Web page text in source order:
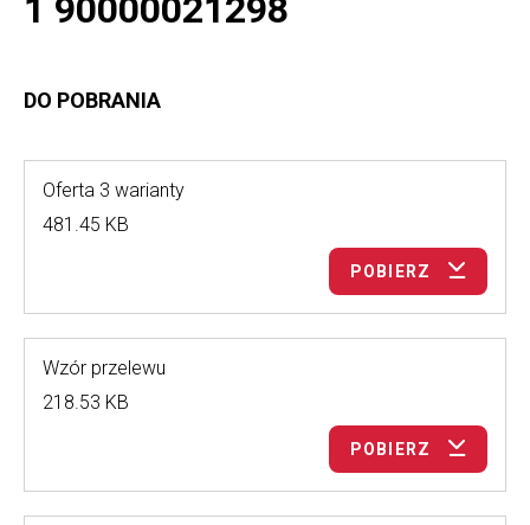
1 90000021298
DO POBRANIA
Oferta 3 warianty
481.45 KB
POBIERZ
Wzór przelewu
218.53 KB
POBIERZ